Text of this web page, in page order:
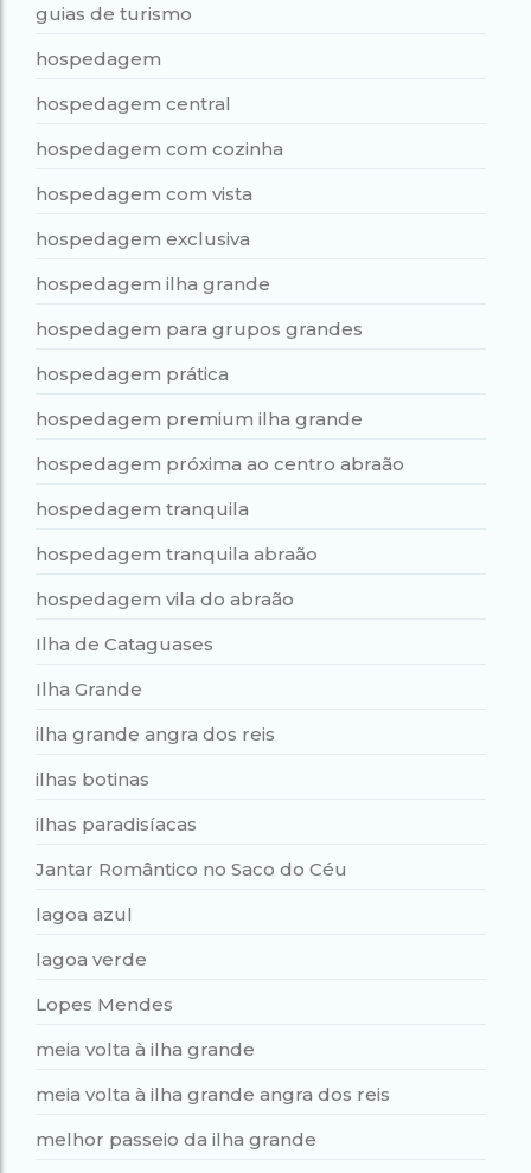
guias de turismo
hospedagem
hospedagem central
hospedagem com cozinha
hospedagem com vista
hospedagem exclusiva
hospedagem ilha grande
hospedagem para grupos grandes
hospedagem prática
hospedagem premium ilha grande
hospedagem próxima ao centro abraão
hospedagem tranquila
hospedagem tranquila abraão
hospedagem vila do abraão
Ilha de Cataguases
Ilha Grande
ilha grande angra dos reis
ilhas botinas
ilhas paradisíacas
Jantar Romântico no Saco do Céu
lagoa azul
lagoa verde
Lopes Mendes
meia volta à ilha grande
meia volta à ilha grande angra dos reis
melhor passeio da ilha grande